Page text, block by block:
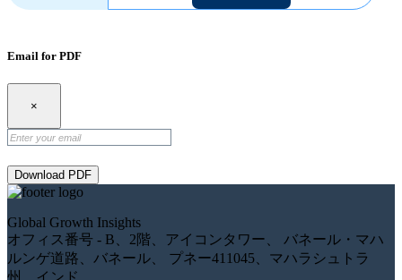
Email for PDF
×
Download PDF
Global Growth Insights
オフィス番号 - B、2階、アイコンタワー、 バネール・マハ
ルンゲ道路、バネール、 プネー411045、マハラシュトラ
州、インド。